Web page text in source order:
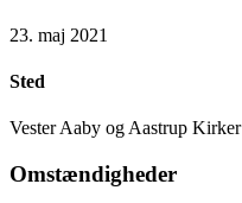
23. maj 2021
Sted
Vester Aaby og Aastrup Kirker
Omstændigheder